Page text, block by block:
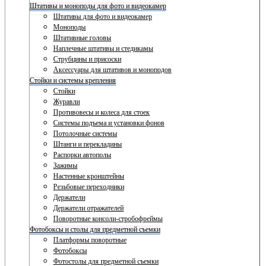
Штативы и моноподы для фото и видеокамер
Штативы для фото и видеокамер
Моноподы
Штативные головы
Наплечные штативы и стедикамы
Струбцины и присоски
Аксессуары для штативов и моноподов
Стойки и системы крепления
Стойки
Журавли
Противовесы и колеса для стоек
Системы подъема и установки фонов
Потолочные системы
Штанги и перекладины
Распорки автополы
Зажимы
Настенные кронштейны
Резьбовые переходники
Держатели
Держатели отражателей
Поворотные консоли-стробофреймы
Фотобоксы и столы для предметной съемки
Платформы поворотные
Фотобоксы
Фотостолы для предметной съемки